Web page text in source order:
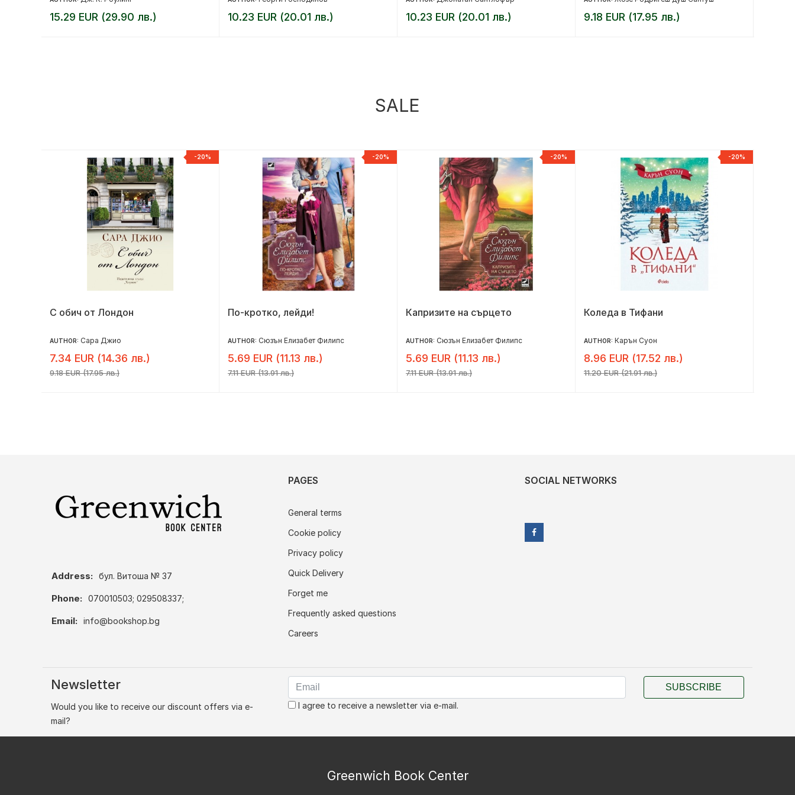
15.29 EUR (29.90 лв.) 10.23 EUR (20.01 лв.) 10.23 EUR (20.01 лв.) 9.18 EUR (17.95 лв.)
SALE
-20%
С обич от Лондон
AUTHOR: Сара Джио
7.34 EUR (14.36 лв.)
9.18 EUR (17.95 лв.)
-20%
По-кротко, лейди!
AUTHOR: Сюзън Елизабет Филипс
5.69 EUR (11.13 лв.)
7.11 EUR (13.91 лв.)
-20%
Капризите на сърцето
AUTHOR: Сюзън Елизабет Филипс
5.69 EUR (11.13 лв.)
7.11 EUR (13.91 лв.)
-20%
Коледа в Тифани
AUTHOR: Карън Суон
8.96 EUR (17.52 лв.)
11.20 EUR (21.91 лв.)
Address: бул. Витоша № 37
Phone: 070010503; 029508337;
Email: info@bookshop.bg
PAGES
General terms
Cookie policy
Privacy policy
Quick Delivery
Forget me
Frequently asked questions
Careers
SOCIAL NETWORKS
Newsletter
Would you like to receive our discount offers via e-
mail?
I agree to receive a newsletter via e-mail.
SUBSCRIBE
Greenwich Book Center